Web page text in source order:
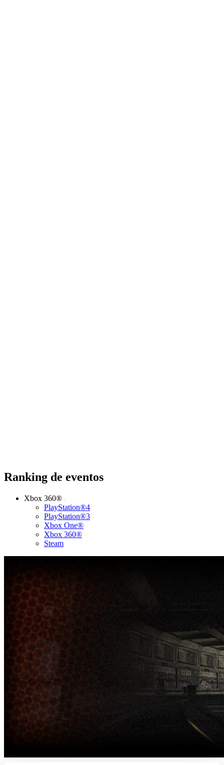
Ranking de eventos
Xbox 360®
PlayStation®4
PlayStation®3
Xbox One®
Xbox 360®
Steam